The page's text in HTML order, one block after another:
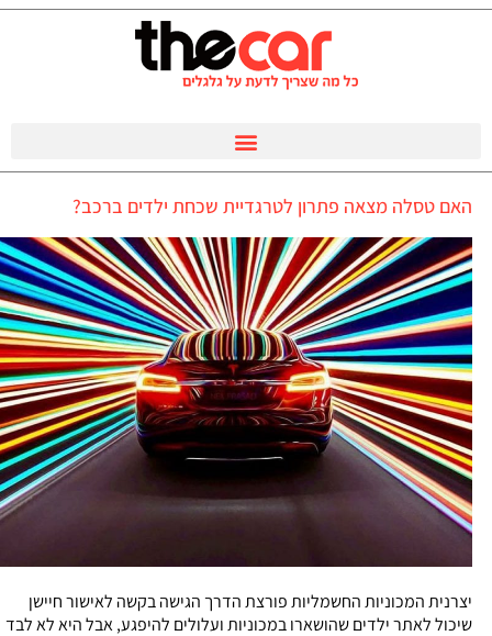
האם טסלה מצאה פתרון לטרגדיית שכחת ילדים ברכב?
יצרנית המכוניות החשמליות פורצת הדרך הגישה בקשה לאישור חיישן
שיכול לאתר ילדים שהושארו במכוניות ועלולים להיפגע, אבל היא לא לבד